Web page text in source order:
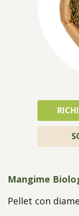
Mangime
Pellet con